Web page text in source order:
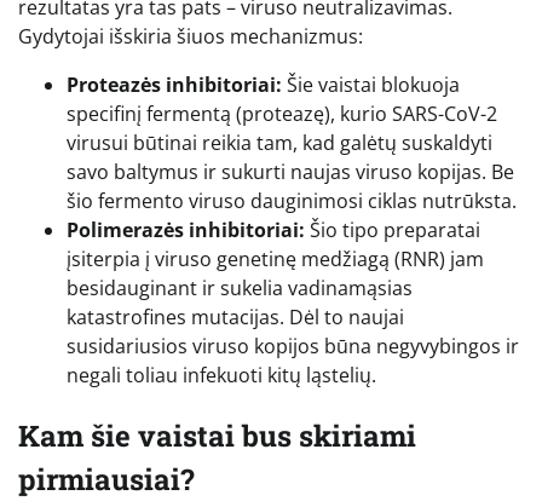
rezultatas yra tas pats – viruso neutralizavimas.
Gydytojai išskiria šiuos mechanizmus:
Proteazės inhibitoriai: Šie vaistai blokuoja
specifinį fermentą (proteazę), kurio SARS-CoV-2
virusui būtinai reikia tam, kad galėtų suskaldyti
savo baltymus ir sukurti naujas viruso kopijas. Be
šio fermento viruso dauginimosi ciklas nutrūksta.
Polimerazės inhibitoriai: Šio tipo preparatai
įsiterpia į viruso genetinę medžiagą (RNR) jam
besidauginant ir sukelia vadinamąsias
katastrofines mutacijas. Dėl to naujai
susidariusios viruso kopijos būna negyvybingos ir
negali toliau infekuoti kitų ląstelių.
Kam šie vaistai bus skiriami
pirmiausiai?